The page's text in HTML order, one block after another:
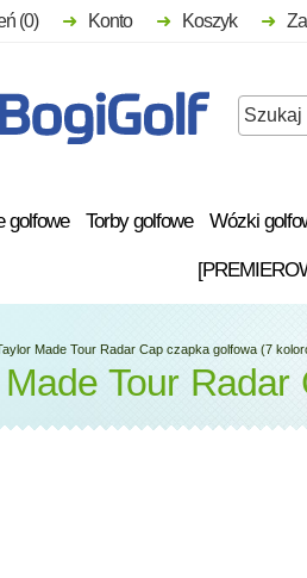
golfowe Torby golfowe Wózki
(0) Konto Koszyk
Made Tour Radar Cap czapka golfowa (7
Tour